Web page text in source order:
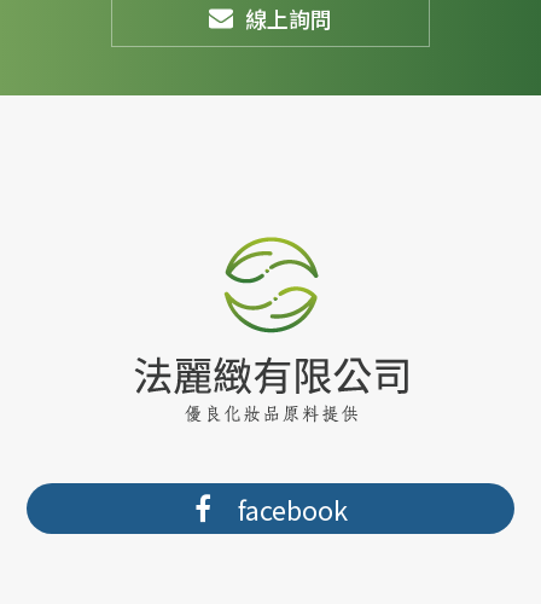
線上詢問
facebook